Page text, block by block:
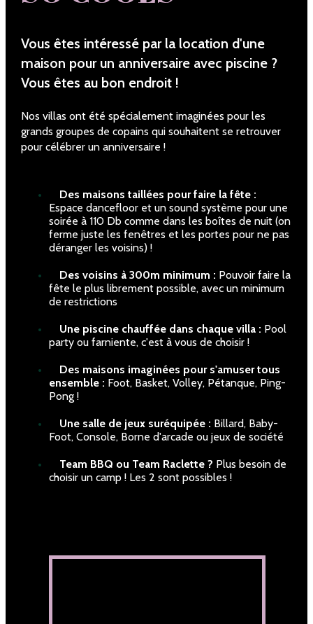
Vous êtes intéressé par la location d'une
maison pour un anniversaire avec piscine ?
Vous êtes au bon endroit !
Nos villas ont été spécialement imaginées pour les
grands groupes de copains qui souhaitent se retrouver
pour célébrer un anniversaire !
Des maisons taillées pour faire la fête :
Espace dancefloor et un sound système pour une
soirée à 110 Db comme dans les boîtes de nuit (on
ferme juste les fenêtres et les portes pour ne pas
déranger les voisins) !
Des voisins à 300m minimum : Pouvoir faire la
fête le plus librement possible, avec un minimum
de restrictions
Une piscine chauffée dans chaque villa : Pool
party ou farniente, c'est à vous de choisir !
Des maisons imaginées pour s'amuser tous
ensemble : Foot, Basket, Volley, Pétanque, Ping-
Pong !
Une salle de jeux suréquipée : Billard, Baby-
Foot, Console, Borne d'arcade ou jeux de société
Team BBQ ou Team Raclette ? Plus besoin de
choisir un camp ! Les 2 sont possibles !